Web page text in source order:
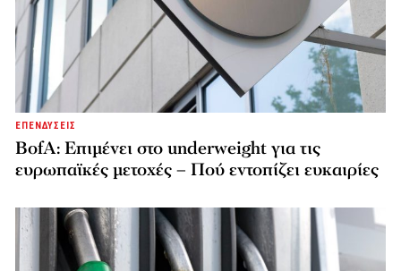
ΕΠΕΝΔΥΣΕΙΣ
BofA: Επιμένει στο underweight για τις
ευρωπαϊκές μετοχές – Πού εντοπίζει ευκαιρίες